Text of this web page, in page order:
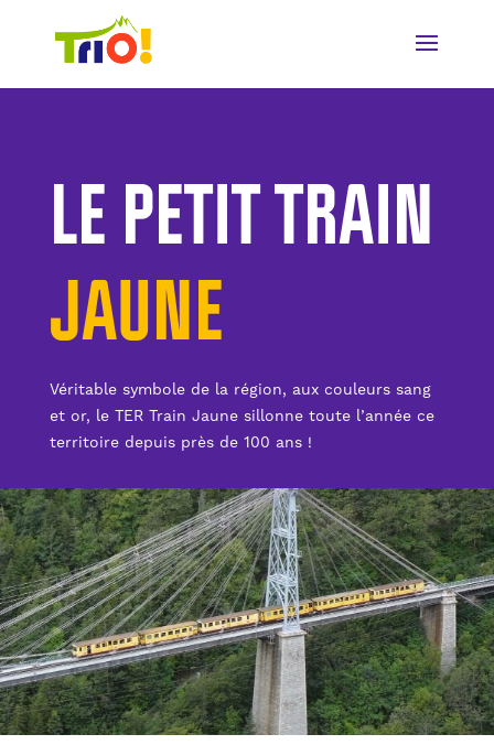
LE PETIT TRAIN
JAUNE
Véritable symbole de la région, aux couleurs sang
et or, le TER Train Jaune sillonne toute l’année ce
territoire depuis près de 100 ans !